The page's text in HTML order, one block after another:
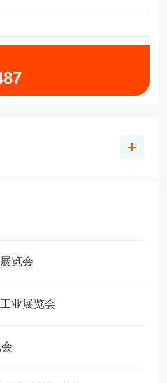
览会
业展览会